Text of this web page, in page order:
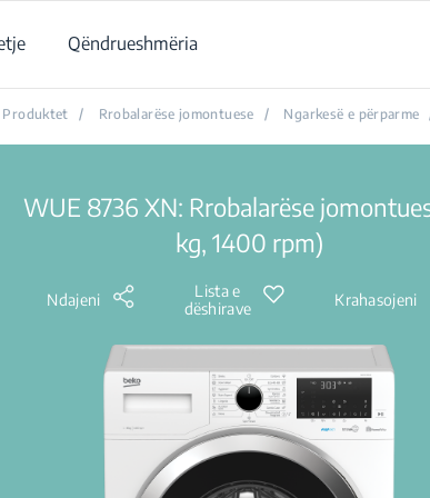
Qëndrueshmëria
Produktet / Rrobalarëse jomontuese / Ngarkesë e përparme
WUE 8736 XN: Rrobalarëse
kg, 1400 rpm)
Ndajeni
Lista e
dëshirave
Krahasojeni